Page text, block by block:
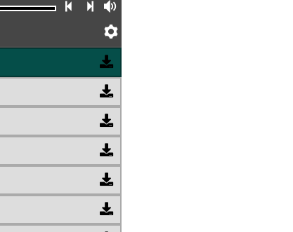
Faixa anterior
Próxima faixa
Preferências